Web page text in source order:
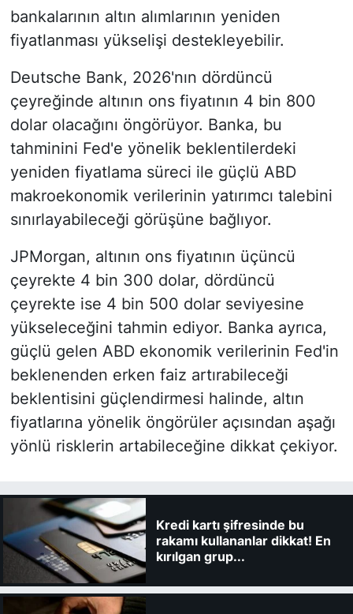
bankalarının altın alımlarının yeniden
fiyatlanması yükselişi destekleyebilir.
Deutsche Bank, 2026'nın dördüncü
çeyreğinde altının ons fiyatının 4 bin 800
dolar olacağını öngörüyor. Banka, bu
tahminini Fed'e yönelik beklentilerdeki
yeniden fiyatlama süreci ile güçlü ABD
makroekonomik verilerinin yatırımcı talebini
sınırlayabileceği görüşüne bağlıyor.
JPMorgan, altının ons fiyatının üçüncü
çeyrekte 4 bin 300 dolar, dördüncü
çeyrekte ise 4 bin 500 dolar seviyesine
yükseleceğini tahmin ediyor. Banka ayrıca,
güçlü gelen ABD ekonomik verilerinin Fed'in
beklenenden erken faiz artırabileceği
beklentisini güçlendirmesi halinde, altın
fiyatlarına yönelik öngörüler açısından aşağı
yönlü risklerin artabileceğine dikkat çekiyor.
Kredi kartı şifresinde bu
rakamı kullananlar dikkat! En
kırılgan grup...